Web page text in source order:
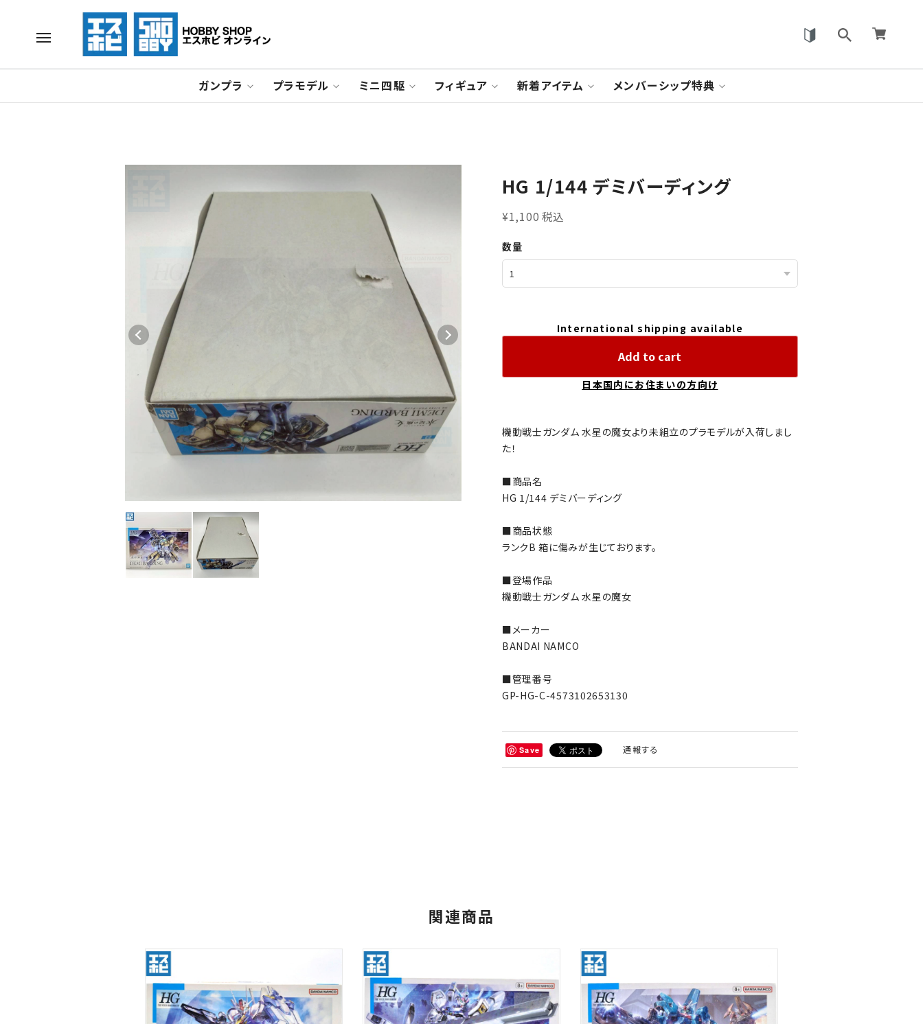
ガンプラ プラモデル ミニ四駆 フィギュア 新着アイテム メンバーシップ特典
HG 1/144 デミバーディング
¥1,100 税込
数量
International shipping available
Add to cart
日本国内にお住まいの方向け
機動戦士ガンダム 水星の魔女より未組立のプラモデルが入荷しまし
た！
■商品名
HG 1/144 デミバーディング
■商品状態
ランクB 箱に傷みが生じております。
■登場作品
機動戦士ガンダム 水星の魔女
■メーカー
BANDAI NAMCO
■管理番号
GP-HG-C-4573102653130
Save 通報する
関連商品